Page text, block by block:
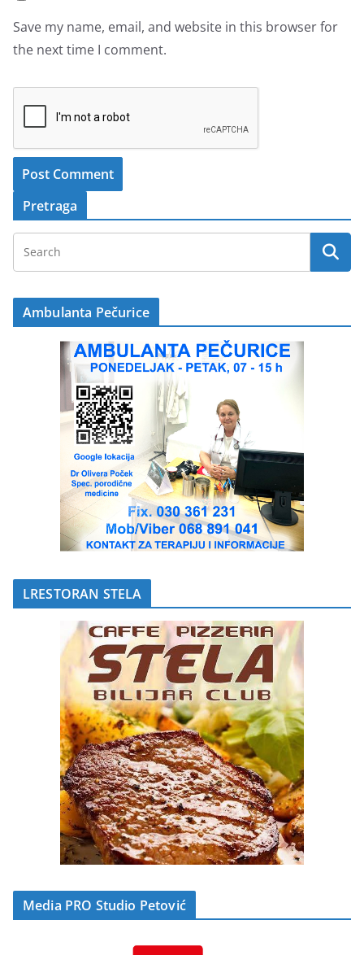
Save my name, email, and website in this browser for
the next time I comment.
Pretraga
Ambulanta Pečurice
LRESTORAN STELA
Media PRO Studio Petović